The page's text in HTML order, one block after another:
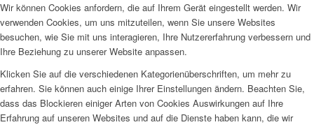
Wir können Cookies anfordern, die auf Ihrem Gerät eingestellt werden. Wir
verwenden Cookies, um uns mitzuteilen, wenn Sie unsere Websites
besuchen, wie Sie mit uns interagieren, Ihre Nutzererfahrung verbessern und
Ihre Beziehung zu unserer Website anpassen.
Klicken Sie auf die verschiedenen Kategorienüberschriften, um mehr zu
erfahren. Sie können auch einige Ihrer Einstellungen ändern. Beachten Sie,
dass das Blockieren einiger Arten von Cookies Auswirkungen auf Ihre
Erfahrung auf unseren Websites und auf die Dienste haben kann, die wir